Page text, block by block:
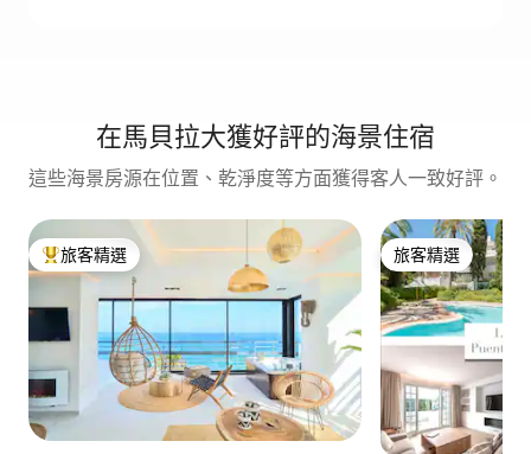
在馬貝拉大獲好評的海景住宿
這些海景房源在位置、乾淨度等方面獲得客人一致好評。
旅客精選榜首
旅客精選 旅客精選
旅客精選